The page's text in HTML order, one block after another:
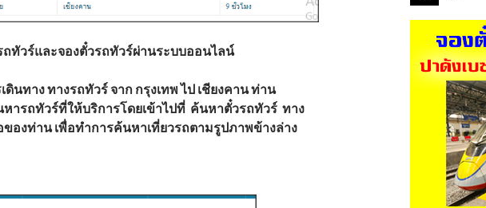
ทัวร์และจองตั๋วรถทัวร์ผ่านระบบออนไลน์
ดินทาง ทางรถทัวร์ จาก กรุงเทพ ไป เชียงคาน ท่าน
ารถทัวร์ที่ให้บริการโดยเข้าไปที่ ค้นหาตั๋วรถทัวร์ ทาง
องท่าน เพื่อทำการค้นหาเที่ยวรถตามรูปภาพข้างล่าง